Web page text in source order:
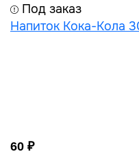
Под заказ
Напиток Кока-Кола
60 ₽